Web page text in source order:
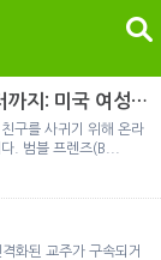
검
검색
까지: 미국 여성이
구를 사귀기 위해 온라
. 범블 프렌즈(B...
화된 교주가 구속되거